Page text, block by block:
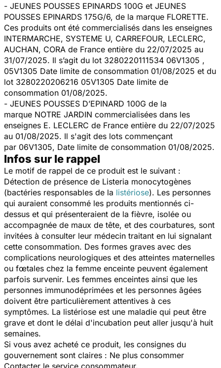
- JEUNES POUSSES EPINARDS 100G et JEUNES
POUSSES EPINARDS 175G/6, de la marque FLORETTE.
Ces produits ont été commercialisés dans les enseignes
INTERMARCHE, SYSTEME U, CARREFOUR, LECLERC,
AUCHAN, CORA de France entière du 22/07/2025 au
31/07/2025. Il s’agit du lot 3280220111534 06V1305 ,
05V1305 Date limite de consommation 01/08/2025 et du
lot 3280220206216 05V1305 Date limite de
consommation 01/08/2025.
- JEUNES POUSSES D’EPINARD 100G de la
marque NOTRE JARDIN commercialisées dans les
enseignes E. LECLERC de France entière du 22/07/2025
au 01/08/2025. Il s'agit des lots commençant
par 06V1305, Date limite de consommation 01/08/2025.
Infos sur le rappel
Le motif de rappel de ce produit est le suivant :
Détection de présence de Listeria monocytogènes
(bactéries responsables de la listériose). Les personnes
qui auraient consommé les produits mentionnés ci-
dessus et qui présenteraient de la fièvre, isolée ou
accompagnée de maux de tête, et des courbatures, sont
invitées à consulter leur médecin traitant en lui signalant
cette consommation. Des formes graves avec des
complications neurologiques et des atteintes maternelles
ou fœtales chez la femme enceinte peuvent également
parfois survenir. Les femmes enceintes ainsi que les
personnes immunodéprimées et les personnes âgées
doivent être particulièrement attentives à ces
symptômes. La listériose est une maladie qui peut être
grave et dont le délai d'incubation peut aller jusqu'à huit
semaines.
Si vous avez acheté ce produit, les consignes du
gouvernement sont claires : Ne plus consommer
Contacter le service consommateur.